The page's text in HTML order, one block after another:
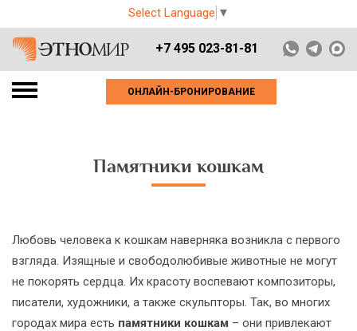
Select Language ▼
+7 495 023-81-81
ОНЛАЙН-БРОНИРОВАНИЕ
Памятники кошкам
Любовь человека к кошкам наверняка возникла с первого
взгляда. Изящные и свободолюбивые животные не могут
не покорять сердца. Их красоту воспевают композиторы,
писатели, художники, а также скульпторы. Так, во многих
городах мира есть памятники кошкам – они привлекают